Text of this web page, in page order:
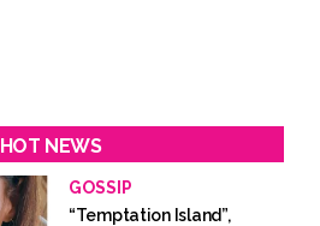
HOT NEWS
GOSSIP
“Temptation Island”,